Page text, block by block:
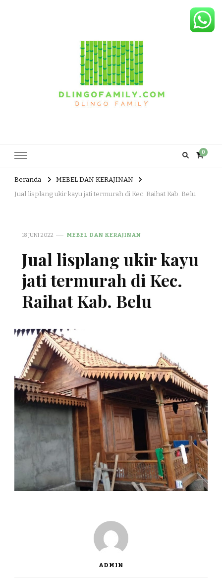
0
Beranda
MEBEL DAN KERAJINAN
Jual lisplang ukir kayu jati termurah di Kec. Raihat Kab. Belu
18 JUNI 2022 MEBEL DAN KERAJINAN
Jual lisplang ukir kayu
jati termurah di Kec.
Raihat Kab. Belu
ADMIN